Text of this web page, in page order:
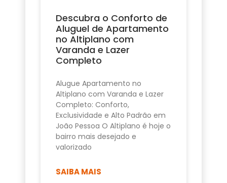
Descubra o Conforto de
Aluguel de Apartamento
no Altiplano com
Varanda e Lazer
Completo
Alugue Apartamento no
Altiplano com Varanda e Lazer
Completo: Conforto,
Exclusividade e Alto Padrão em
João Pessoa O Altiplano é hoje o
bairro mais desejado e
valorizado
SAIBA MAIS